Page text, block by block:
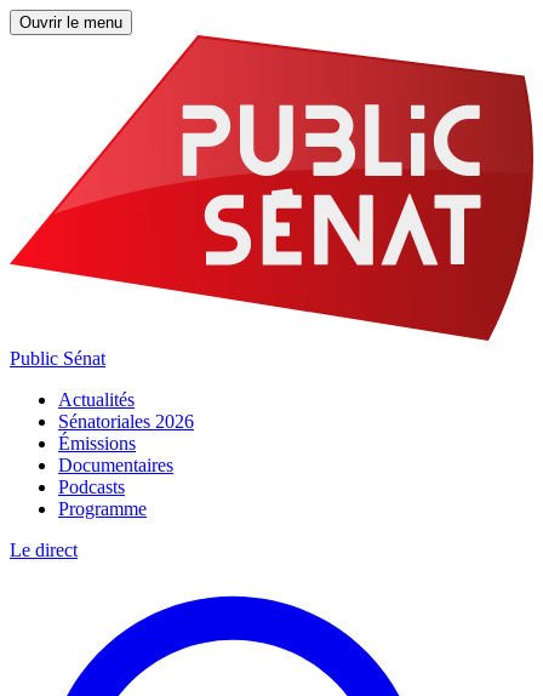
Ouvrir le menu
Public Sénat
Actualités
Sénatoriales 2026
Émissions
Documentaires
Podcasts
Programme
Le direct